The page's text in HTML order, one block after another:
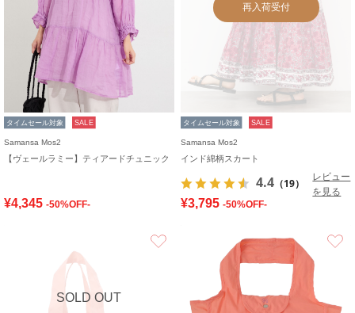
タイムセール対象 SALE
Samansa Mos2
【ヴェールラミー】ティアードチュニック
¥4,345 -50%OFF-
再入荷受付
タイムセール対象 SALE
Samansa Mos2
インド綿柄スカート
4.4 （19）
レビュー
を見る
¥3,795 -50%OFF-
SOLD OUT